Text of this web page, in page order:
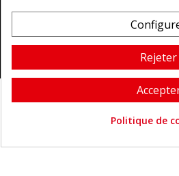
contact@cuirenstock.com
Cuirenstock © 2026 - Une
Rejeter
Politique de